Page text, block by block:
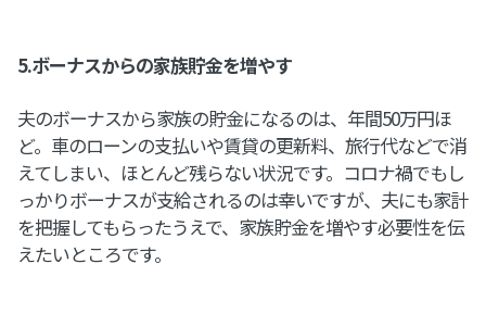
5.ボーナスからの家族貯金を増やす
夫のボーナスから家族の貯金になるのは、年間50万円ほ
ど。車のローンの支払いや賃貸の更新料、旅行代などで消
えてしまい、ほとんど残らない状況です。コロナ禍でもし
っかりボーナスが支給されるのは幸いですが、夫にも家計
を把握してもらったうえで、家族貯金を増やす必要性を伝
えたいところです。